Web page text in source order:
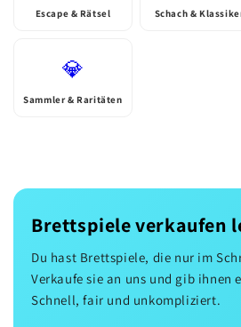
Escape & Rätsel Schach &
💎
Sammler & Raritäten
Brettspiele verkaufen
Du hast Brettspiele, die nur im
Verkaufe sie an uns und gib ihnen
Schnell, fair und unkompliziert.